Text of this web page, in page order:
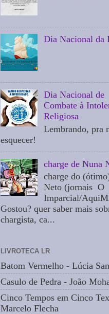
Dia Nacional da
Dia Nacional de
Combate à
Religiosa
Lembrando, pra
esquecer!
charge de Nuna
charge do
Neto (jornais O
Imparcial/
Gostou? quer saber mais
chargista, ca...
LIVROTECA LR
Batom Vermelho - Lúcia
Casulo de Pedra - João
Cinco Tempos em Cinco
Marcelo Flecha